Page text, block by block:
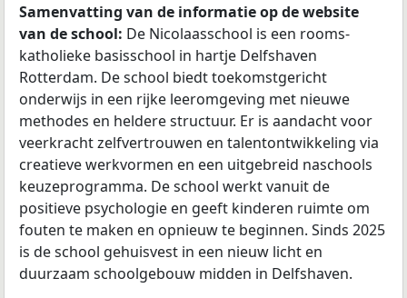
Samenvatting van de informatie op de website
van de school: De Nicolaasschool is een rooms-
katholieke basisschool in hartje Delfshaven
Rotterdam. De school biedt toekomstgericht
onderwijs in een rijke leeromgeving met nieuwe
methodes en heldere structuur. Er is aandacht voor
veerkracht zelfvertrouwen en talentontwikkeling via
creatieve werkvormen en een uitgebreid naschools
keuzeprogramma. De school werkt vanuit de
positieve psychologie en geeft kinderen ruimte om
fouten te maken en opnieuw te beginnen. Sinds 2025
is de school gehuisvest in een nieuw licht en
duurzaam schoolgebouw midden in Delfshaven.